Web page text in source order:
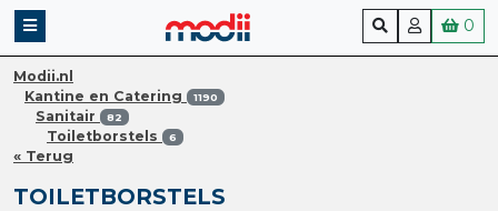
0
Modii.nl
Kantine en Catering
1190
Sanitair 82
Toiletborstels 6
« Terug
TOILETBORSTELS